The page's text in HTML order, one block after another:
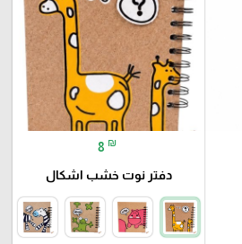
8 ₪
دفتر نوت خشب اشكال